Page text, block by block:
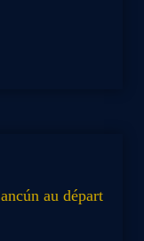
au départ